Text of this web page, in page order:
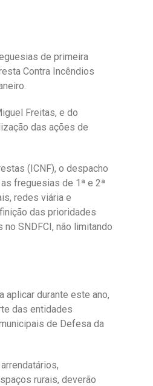
de primeira
Contra Incêndios
Freitas, e do
das ações de
(ICNF), o despacho
freguesias de 1ª e 2ª
redes viária e
das prioridades
SNDFCI, não limitando
aplicar durante este ano,
das entidades
de Defesa da
rurais, deverão